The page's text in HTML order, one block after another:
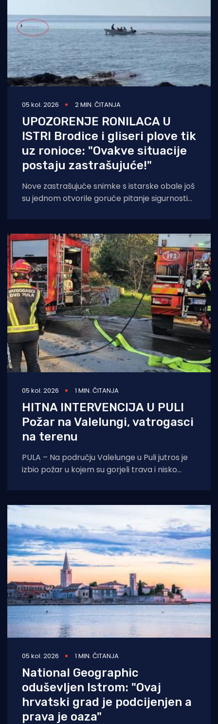
05 kol. 2026 2 MIN. ČITANJA
UPOZORENJE RONILACA U
ISTRI Brodice i gliseri plove tik
uz ronioce: "Ovakve situacije
postaju zastrašujuće!"
Nove zastrašujuće snimke s istarske obale još
su jednom otvorile goruće pitanje sigurnosti
05 kol. 2026 1 MIN. ČITANJA
HITNA INTERVENCIJA U PULI
Požar na Valelungi, vatrogasci
na terenu
PULA – Na području Valelunge u Puli jutros je
izbio požar u kojem su gorjeli trava i nisko
05 kol. 2026 1 MIN. ČITANJA
National Geographic
oduševljen Istrom: "Ovaj
hrvatski grad je podcijenjen a
prava je oaza"